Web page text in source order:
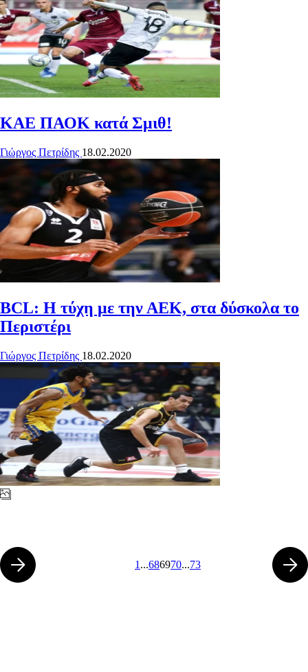
ΚΑΕ ΠΑΟΚ κατά Σμιθ!
Γιώργος Πετρίδης 18.02.2020
BCL: Η τύχη με την ΑΕΚ, στα δύσκολα το
Περιστέρι
Γιώργος Πετρίδης 18.02.2020
1 ...686970...73